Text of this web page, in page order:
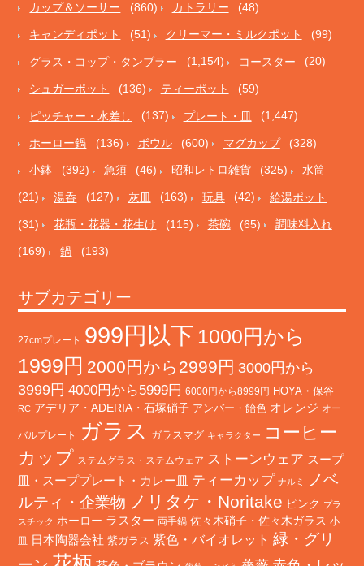
カップ＆ソーサー (860) カトラリー (48)
キャンディポット (51) クリーマー・ミルクポット (99)
グラス・コップ・タンブラー (1,154) コースター (20)
シュガーポット (136) ティーポット (59)
ピッチャー・水差し (137) プレート・皿 (1,447)
ホーロー鍋 (136) ボウル (600) マグカップ (328)
小鉢 (392) 急須 (46) 昭和レトロ雑貨 (325) 水筒
(21) 湯呑 (127) 灰皿 (163) 玩具 (42) 給湯ポット
(31) 花瓶・花器・花生け (115) 茶碗 (65) 調味料入れ
(169) 鍋 (193)
サブカテゴリー
27cmプレート 999円以下 1000円から
1999円 2000円から2999円 3000円から
3999円 4000円から5999円 6000円から8999円 HOYA・保谷
RC アデリア・ADERIA・石塚硝子 アンバー・飴色 オレンジ オー
バルプレート ガラス ガラスマグ キャラクター
コーヒー
カップ ステムグラス・ステムウェア ストーンウェア スープ
皿・スーププレート・カレー皿 ティーカップ ナルミ
ノベ
ルティ・企業物 ノリタケ・Noritake ピンク プラ
スチック ホーロー ラスター 両手鍋 佐々木硝子・佐々木ガラス 小
皿
日本陶器会社 紫ガラス 紫色・バイオレット 緑・グリ